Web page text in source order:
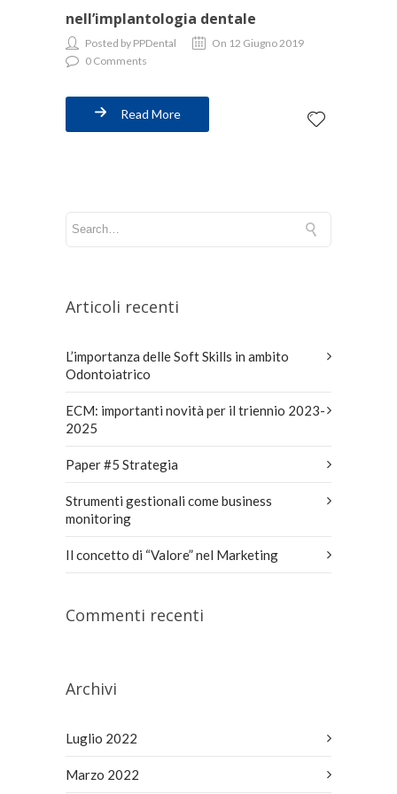
nell’implantologia dentale
Posted by PPDental
On 12 Giugno 2019
0 Comments
Read More
Articoli recenti
L’importanza delle Soft Skills in ambito
Odontoiatrico
ECM: importanti novità per il triennio 2023-
2025
Paper #5 Strategia
Strumenti gestionali come business
monitoring
Il concetto di “Valore” nel Marketing
Commenti recenti
Archivi
Luglio 2022
Marzo 2022